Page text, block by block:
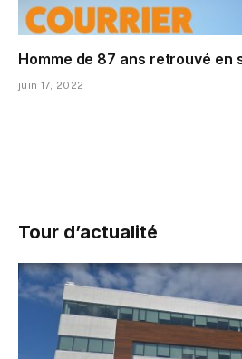
Homme de 87 ans retrouvé en
juin 17, 2022
Tour d’actualité